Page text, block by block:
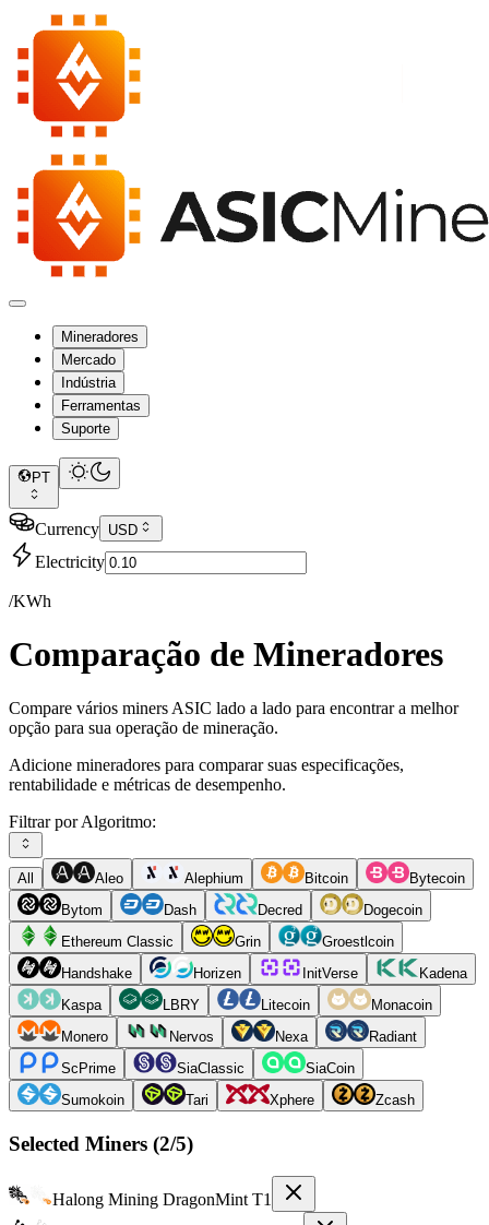
Mineradores
Mercado
Indústria
Ferramentas
Suporte
PT
Currency USD
Electricity
/KWh
Comparação de Mineradores
Compare vários miners ASIC lado a lado para encontrar a melhor
opção para sua operação de mineração.
Adicione mineradores para comparar suas especificações,
rentabilidade e métricas de desempenho.
Filtrar por Algoritmo:
All Aleo Alephium Bitcoin
Bytecoin
Bytom
Dash Decred
Dogecoin
Ethereum Classic
Grin
Groestlcoin
Handshake
Horizen InitVerse
Kadena
Kaspa
LBRY Litecoin
Monacoin
Monero
Nervos Nexa
Radiant
ScPrime
SiaClassic
SiaCoin
Sumokoin
Tari Xphere Zcash
Selected Miners (2/5)
Halong Mining DragonMint T1